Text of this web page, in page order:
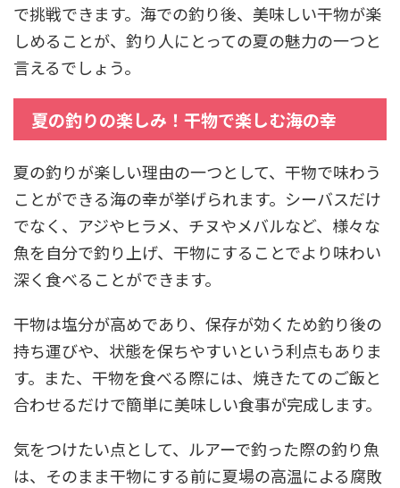
で挑戦できます。海での釣り後、美味しい干物が楽
しめることが、釣り人にとっての夏の魅力の一つと
言えるでしょう。
夏の釣りの楽しみ！干物で楽しむ海の幸
夏の釣りが楽しい理由の一つとして、干物で味わう
ことができる海の幸が挙げられます。シーバスだけ
でなく、アジやヒラメ、チヌやメバルなど、様々な
魚を自分で釣り上げ、干物にすることでより味わい
深く食べることができます。
干物は塩分が高めであり、保存が効くため釣り後の
持ち運びや、状態を保ちやすいという利点もありま
す。また、干物を食べる際には、焼きたてのご飯と
合わせるだけで簡単に美味しい食事が完成します。
気をつけたい点として、ルアーで釣った際の釣り魚
は、そのまま干物にする前に夏場の高温による腐敗